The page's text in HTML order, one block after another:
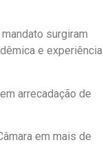
surgiram
e experiência
arrecadação de
em mais de